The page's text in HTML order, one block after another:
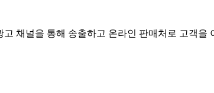
채널을 통해 송출하고 온라인 판매처로 고객을